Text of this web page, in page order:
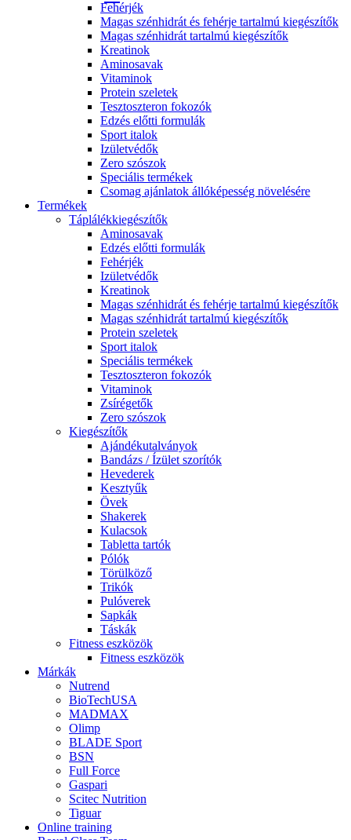
Fehérjék
Magas szénhidrát és fehérje tartalmú kiegészítők
Magas szénhidrát tartalmú kiegészítők
Kreatinok
Aminosavak
Vitaminok
Protein szeletek
Tesztoszteron fokozók
Edzés előtti formulák
Sport italok
Izületvédők
Zero szószok
Speciális termékek
Csomag ajánlatok állóképesség növelésére
Termékek
Táplálékkiegészítők
Aminosavak
Edzés előtti formulák
Fehérjék
Izületvédők
Kreatinok
Magas szénhidrát és fehérje tartalmú kiegészítők
Magas szénhidrát tartalmú kiegészítők
Protein szeletek
Sport italok
Speciális termékek
Tesztoszteron fokozók
Vitaminok
Zsírégetők
Zero szószok
Kiegészítők
Ajándékutalványok
Bandázs / Ízület szorítók
Hevederek
Kesztyűk
Övek
Shakerek
Kulacsok
Tabletta tartók
Pólók
Törülköző
Trikók
Pulóverek
Sapkák
Táskák
Fitness eszközök
Fitness eszközök
Márkák
Nutrend
BioTechUSA
MADMAX
Olimp
BLADE Sport
BSN
Full Force
Gaspari
Scitec Nutrition
Tiguar
Online training